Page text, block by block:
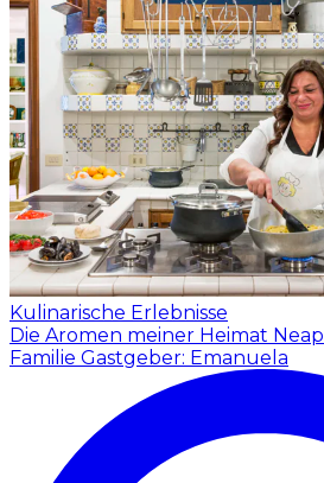
Kulinarische Erlebnisse
Die Aromen meiner Heimat
Familie Gastgeber: Emanuela